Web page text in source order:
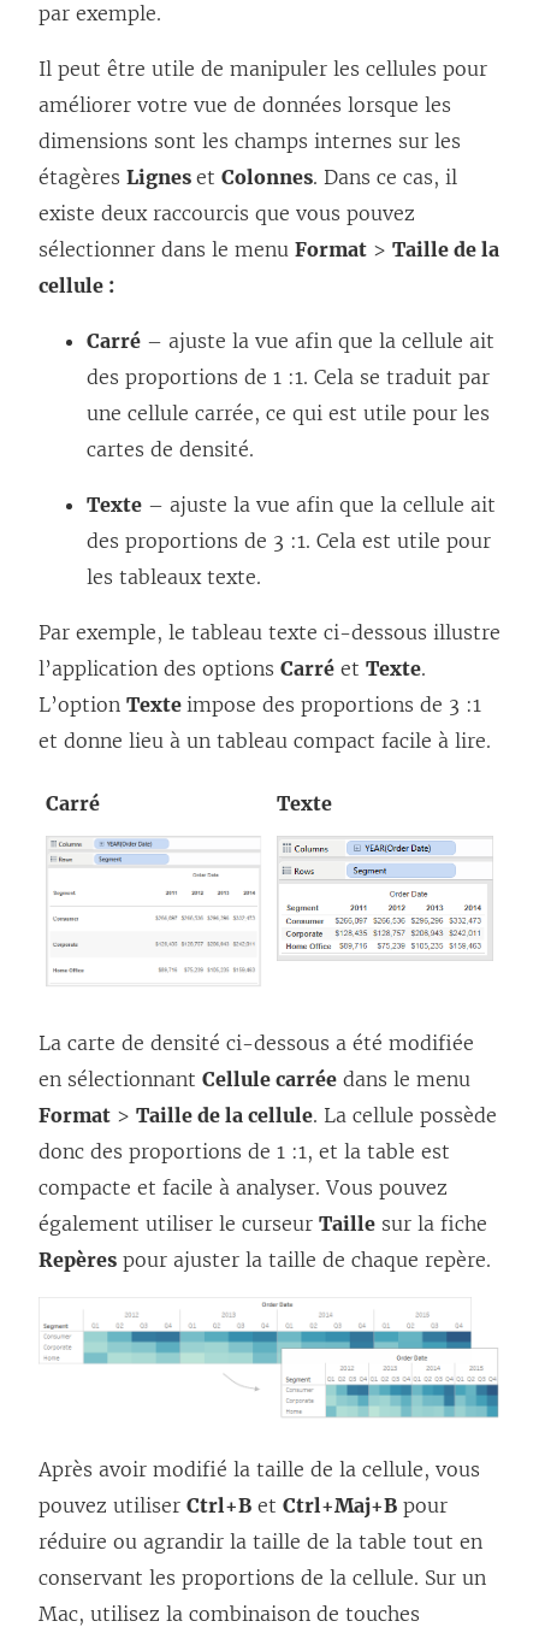
par exemple.
Il peut être utile de manipuler les cellules pour
améliorer votre vue de données lorsque les
dimensions sont les champs internes sur les
étagères Lignes et Colonnes. Dans ce cas, il
existe deux raccourcis que vous pouvez
sélectionner dans le menu Format > Taille de la
cellule :
Carré – ajuste la vue afin que la cellule ait
des proportions de 1 :1. Cela se traduit par
une cellule carrée, ce qui est utile pour les
cartes de densité.
Texte – ajuste la vue afin que la cellule ait
des proportions de 3 :1. Cela est utile pour
les tableaux texte.
Par exemple, le tableau texte ci-dessous illustre
l’application des options Carré et Texte.
L’option Texte impose des proportions de 3 :1
et donne lieu à un tableau compact facile à lire.
Carré Texte
La carte de densité ci-dessous a été modifiée
en sélectionnant Cellule carrée dans le menu
Format > Taille de la cellule. La cellule possède
donc des proportions de 1 :1, et la table est
compacte et facile à analyser. Vous pouvez
également utiliser le curseur Taille sur la fiche
Repères pour ajuster la taille de chaque repère.
Après avoir modifié la taille de la cellule, vous
pouvez utiliser Ctrl+B et Ctrl+Maj+B pour
réduire ou agrandir la taille de la table tout en
conservant les proportions de la cellule. Sur un
Mac, utilisez la combinaison de touches